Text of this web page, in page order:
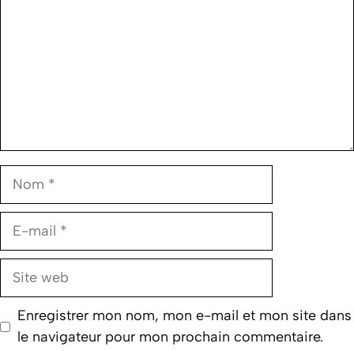
Nom
E-
Site
Enregistrer mon nom, mon e-mail et mon site dans
le navigateur pour mon prochain commentaire.